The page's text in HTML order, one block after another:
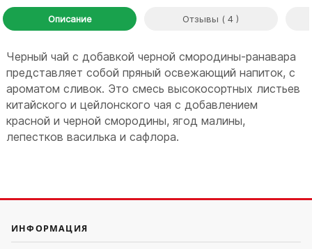
Описание Отзывы ( 4 )
Черный чай с добавкой черной смородины-ранавара
представляет собой пряный освежающий напиток, с
ароматом сливок. Это смесь высокосортных листьев
китайского и цейлонского чая с добавлением
красной и черной смородины, ягод малины,
лепестков василька и сафлора.
ИНФОРМАЦИЯ